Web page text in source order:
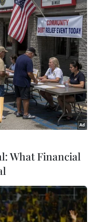
Vietnam+)
#rừng tràm tái sinh
What Financial